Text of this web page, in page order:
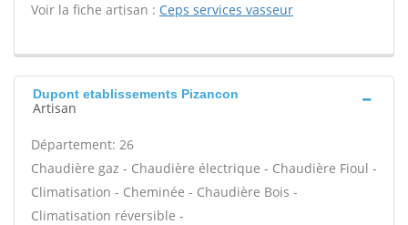
Voir la fiche artisan : Ceps services vasseur
Dupont etablissements Pizancon
Artisan
Département: 26
Chaudière gaz - Chaudière électrique - Chaudière Fioul -
Climatisation - Cheminée - Chaudière Bois -
Climatisation réversible -